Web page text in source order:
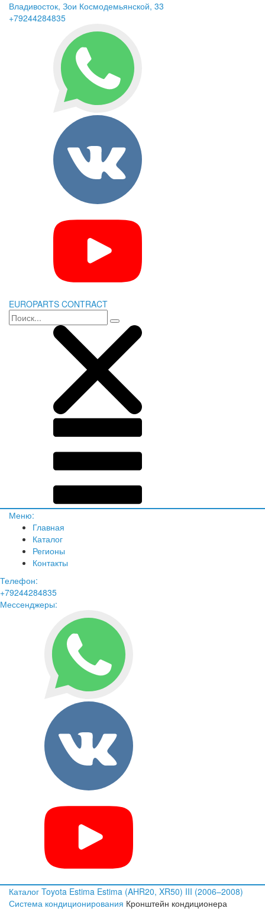
Владивосток, Зои Космодемьянской, 33
+79244284835
EUROPARTS CONTRACT
Меню:
Главная
Каталог
Регионы
Контакты
Телефон:
+79244284835
Мессенджеры:
Каталог Toyota Estima Estima (AHR20, XR50) III (2006–2008)
Система кондиционирования Кронштейн кондиционера